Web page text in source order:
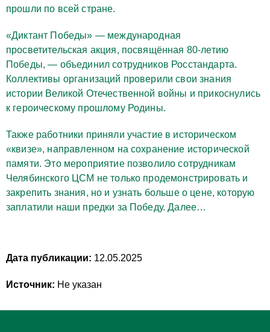
прошли по всей стране.
«Диктант Победы» — международная
просветительская акция, посвящённая 80-летию
Победы, — объединил сотрудников Росстандарта.
Коллективы организаций проверили свои знания
истории Великой Отечественной войны и прикоснулись
к героическому прошлому Родины.
Также работники приняли участие в историческом
«квизе», направленном на сохранение исторической
памяти. Это мероприятие позволило сотрудникам
Челябинского ЦСМ не только продемонстрировать и
закрепить знания, но и узнать больше о цене, которую
заплатили наши предки за Победу. Далее…
Дата публикации: 12.05.2025
Источник: Не указан